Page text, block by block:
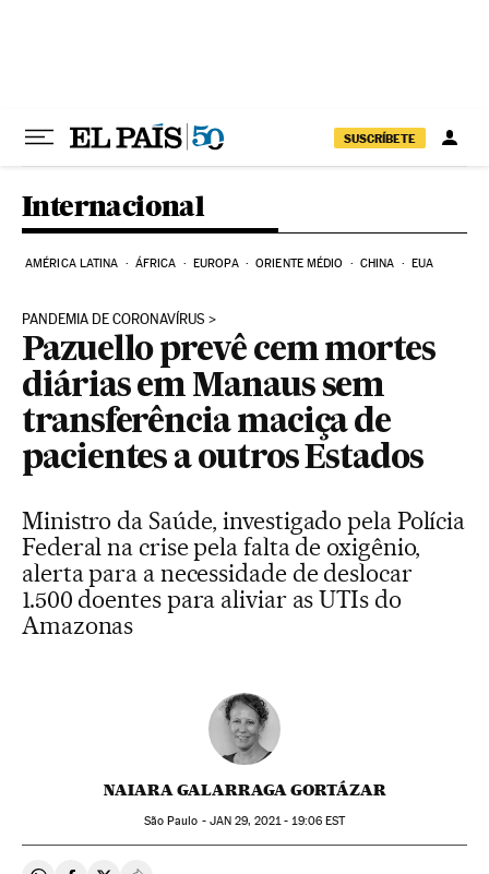
SUSCRÍBETE
Internacional
AMÉRICA LATINA ÁFRICA EUROPA ORIENTE MÉDIO CHINA EUA
PANDEMIA DE CORONAVÍRUS
Pazuello prevê cem mortes
diárias em Manaus sem
transferência maciça de
pacientes a outros Estados
Ministro da Saúde, investigado pela Polícia
Federal na crise pela falta de oxigênio,
alerta para a necessidade de deslocar
1.500 doentes para aliviar as UTIs do
Amazonas
NAIARA GALARRAGA GORTÁZAR
São Paulo - JAN 29, 2021 - 19:06EST